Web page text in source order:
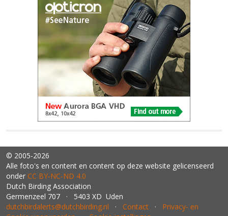
© 2005-2026
Alle foto's en content en content op deze website gelicenseerd
onder CC BY‑NC‑ND 4.0
Dutch Birding Association
Germenzeel 707 · 5403 XD Uden
dutchbirdalerts@dutchbirding.nl · Contact · Privacy- en